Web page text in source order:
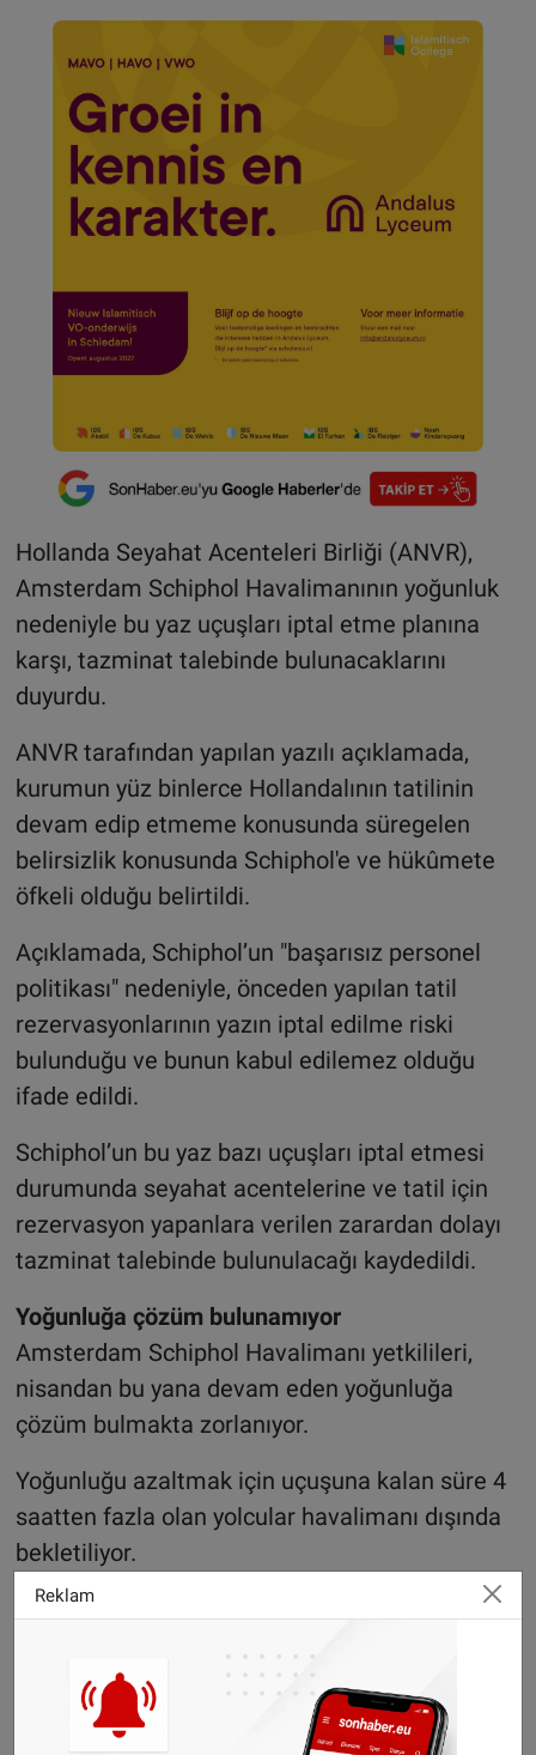
Hollanda Seyahat Acenteleri Birliği (ANVR),
Amsterdam Schiphol Havalimanının yoğunluk
nedeniyle bu yaz uçuşları iptal etme planına
karşı, tazminat talebinde bulunacaklarını
duyurdu.
ANVR tarafından yapılan yazılı açıklamada,
kurumun yüz binlerce Hollandalının tatilinin
devam edip etmeme konusunda süregelen
belirsizlik konusunda Schiphol'e ve hükûmete
öfkeli olduğu belirtildi.
Açıklamada, Schiphol’un "başarısız personel
politikası" nedeniyle, önceden yapılan tatil
rezervasyonlarının yazın iptal edilme riski
bulunduğu ve bunun kabul edilemez olduğu
ifade edildi.
Schiphol’un bu yaz bazı uçuşları iptal etmesi
durumunda seyahat acentelerine ve tatil için
rezervasyon yapanlara verilen zarardan dolayı
tazminat talebinde bulunulacağı kaydedildi.
Yoğunluğa çözüm bulunamıyor
Amsterdam Schiphol Havalimanı yetkilileri,
nisandan bu yana devam eden yoğunluğa
çözüm bulmakta zorlanıyor.
Yoğunluğu azaltmak için uçuşuna kalan süre 4
saatten fazla olan yolcular havalimanı dışında
bekletiliyor.
Schiphol Havalimanı yönetimi bugün, yoğunluk
duyurmuştu.
Sitemizde yayımlanan haberlerin her türlü
Reklam